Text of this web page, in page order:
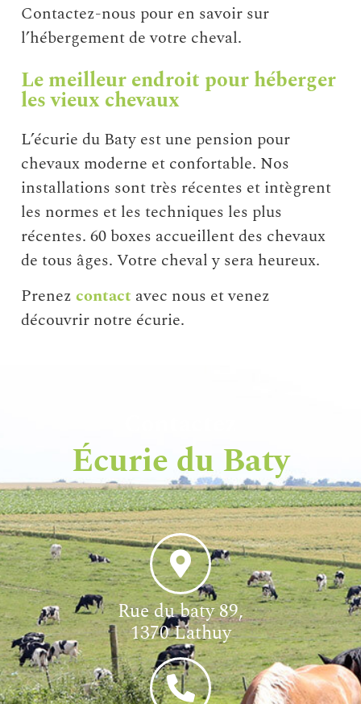
Contactez-nous pour en savoir sur
l’hébergement de votre cheval.
Le meilleur endroit pour héberger
les vieux chevaux
L’écurie du Baty est une pension pour
chevaux moderne et confortable. Nos
installations sont très récentes et intègrent
les normes et les techniques les plus
récentes. 60 boxes accueillent des chevaux
de tous âges. Votre cheval y sera heureux.
Prenez contact avec nous et venez
découvrir notre écurie.
Écurie du Baty
Rue du baty 89,
1370 Lathuy